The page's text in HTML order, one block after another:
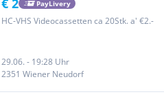
€ 2 PayLivery
HC-VHS Videocassetten ca 20Stk. a' €2.-
29.06. - 19:28 Uhr
2351 Wiener Neudorf